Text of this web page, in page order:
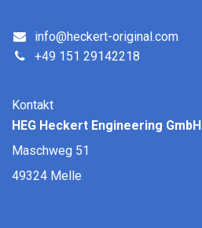
info@heckert-original.com
+49 151 29142218
Kontakt
HEG Heckert Engineering GmbH
Maschweg 51
49324 Melle